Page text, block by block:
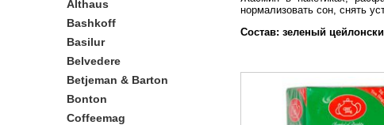
Althaus
Bashkoff
Basilur
Belvedere
Betjeman & Barton
Bonton
Coffeemag
нормализовать сон, снять
Состав: зеленый